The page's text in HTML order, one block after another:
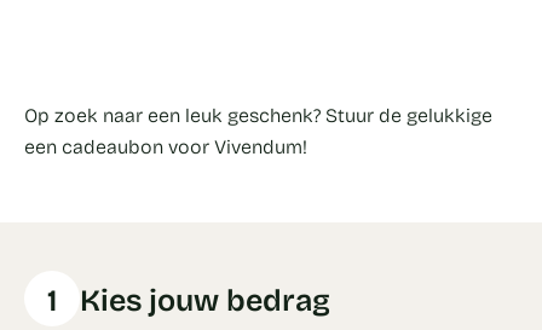
Op zoek naar een leuk geschenk? Stuur de gelukkige
een cadeaubon voor Vivendum!
1 Kies jouw bedrag